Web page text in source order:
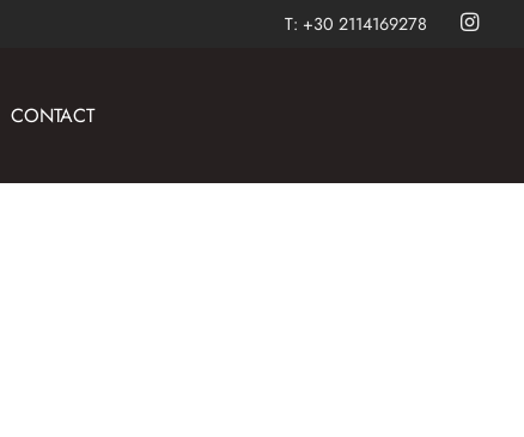
T: +30 2114169278
CONTACT